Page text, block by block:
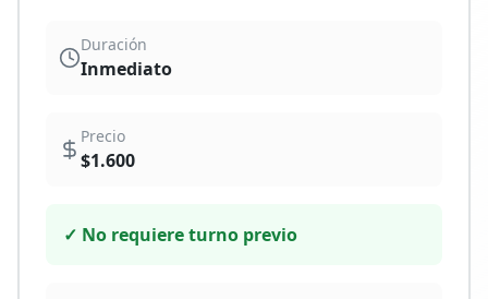
Duración
Inmediato
Precio
$1.600
✓ No requiere turno previo